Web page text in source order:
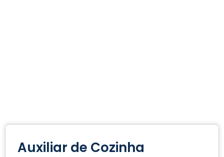
Auxiliar de Cozinha